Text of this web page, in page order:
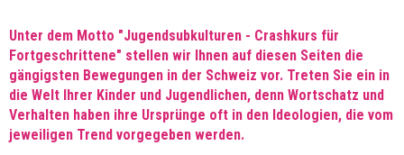
Unter dem Motto "Jugendsubkulturen - Crashkurs für
Fortgeschrittene" stellen wir Ihnen auf diesen Seiten die
gängigsten Bewegungen in der Schweiz vor. Treten Sie ein in
die Welt Ihrer Kinder und Jugendlichen, denn Wortschatz und
Verhalten haben ihre Ursprünge oft in den Ideologien, die vom
jeweiligen Trend vorgegeben werden.